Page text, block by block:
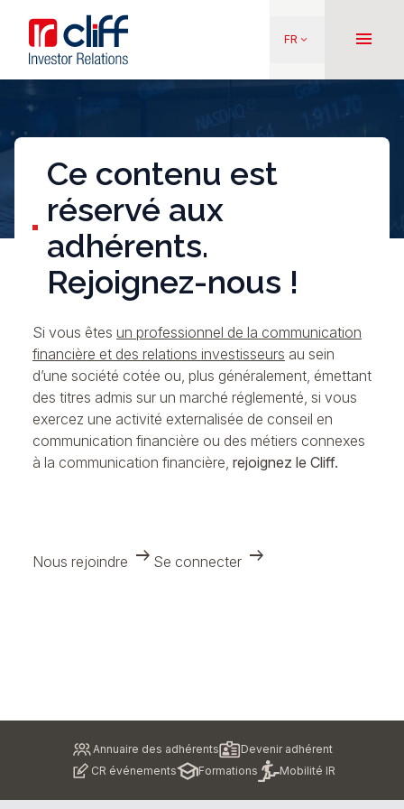
contenu
principal
Aller directement au contenu
FR keyboard_arrow_down menu
Ce contenu est
réservé aux
adhérents.
Rejoignez-nous !
Si vous êtes un professionnel de la communication
financière et des relations investisseurs au sein
d’une société cotée ou, plus généralement, émettant
des titres admis sur un marché réglementé, si vous
exercez une activité externalisée de conseil en
communication financière ou des métiers connexes
à la communication financière, rejoignez le Cliff.
Nous rejoindre arrow_right_alt Se connecter arrow_right_alt
Annuaire des adhérents
Devenir adhérent
CR événements
Formations Mobilité IR